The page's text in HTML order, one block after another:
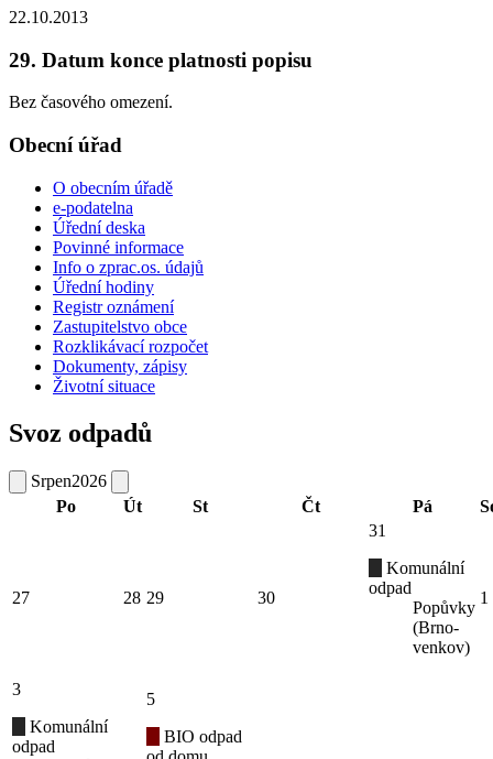
22.10.2013
29. Datum konce platnosti popisu
Bez časového omezení.
Obecní úřad
O obecním úřadě
e-podatelna
Úřední deska
Povinné informace
Info o zprac.os. údajů
Úřední hodiny
Registr oznámení
Zastupitelstvo obce
Rozklikávací rozpočet
Dokumenty, zápisy
Životní situace
Svoz odpadů
Srpen2026
Po
Út St Čt Pá
27 28 29 30
31
Komunální
odpad
Popůvky
(Brno-
venkov)
1
3
Komunální
odpad
5
BIO odpad